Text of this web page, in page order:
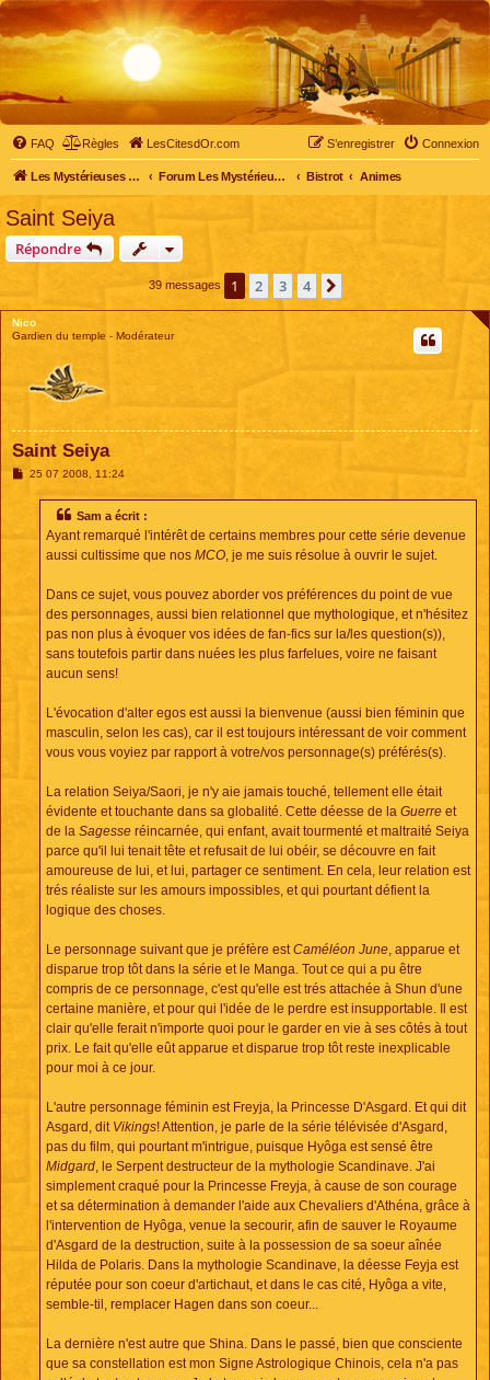
FAQ Règles LesCitesdOr.com Connexion
S’enregistrer
Les Mystérieuses Cités d'Or - LesCitesdOr.com Forum Les Mystérieuses Cités d'Or Bistrot Animes
Saint Seiya
Répondre
39 messages 1 2 3 4
Nico
Gardien du temple - Modérateur
Saint Seiya
M25 07 2008, 11:24
Sam a écrit :
Ayant remarqué l'intérêt de certains membres pour cette série devenue
aussi cultissime que nos MCO, je me suis résolue à ouvrir le sujet.
Dans ce sujet, vous pouvez aborder vos préférences du point de vue
des personnages, aussi bien relationnel que mythologique, et n'hésitez
pas non plus à évoquer vos idées de fan-fics sur la/les question(s)),
sans toutefois partir dans nuées les plus farfelues, voire ne faisant
aucun sens!
L'évocation d'alter egos est aussi la bienvenue (aussi bien féminin que
masculin, selon les cas), car il est toujours intéressant de voir comment
vous vous voyiez par rapport à votre/vos personnage(s) préférés(s).
La relation Seiya/Saori, je n'y aie jamais touché, tellement elle était
évidente et touchante dans sa globalité. Cette déesse de la Guerre et
de la Sagesse réincarnée, qui enfant, avait tourmenté et maltraité Seiya
parce qu'il lui tenait tête et refusait de lui obéir, se découvre en fait
amoureuse de lui, et lui, partager ce sentiment. En cela, leur relation est
trés réaliste sur les amours impossibles, et qui pourtant défient la
logique des choses.
Le personnage suivant que je préfère estCaméléon June, apparue et
disparue trop tôt dans la série et le Manga. Tout ce qui a pu être
compris de ce personnage, c'est qu'elle est trés attachée à Shun d'une
certaine manière, et pour qui l'idée de le perdre est insupportable. Il est
clair qu'elle ferait n'importe quoi pour le garder en vie à ses côtés à tout
prix. Le fait qu'elle eût apparue et disparue trop tôt reste inexplicable
pour moi à ce jour.
L'autre personnage féminin est Freyja, la Princesse D'Asgard. Et qui dit
Asgard, dit Vikings! Attention, je parle de la série télévisée d'Asgard,
pas du film, qui pourtant m'intrigue, puisque Hyôga est sensé être
Midgard, le Serpent destructeur de la mythologie Scandinave. J'ai
simplement craqué pour la Princesse Freyja, à cause de son courage
et sa détermination à demander l'aide aux Chevaliers d'Athéna, grâce à
l'intervention de Hyôga, venue la secourir, afin de sauver le Royaume
d'Asgard de la destruction, suite à la possession de sa soeur aînée
Hilda de Polaris. Dans la mythologie Scandinave, la déesse Feyja est
réputée pour son coeur d'artichaut, et dans le cas cité, Hyôga a vite,
semble-til, remplacer Hagen dans son coeur...
La dernière n'est autre que Shina. Dans le passé, bien que consciente
que sa constellation est mon Signe Astrologique Chinois, cela n'a pas